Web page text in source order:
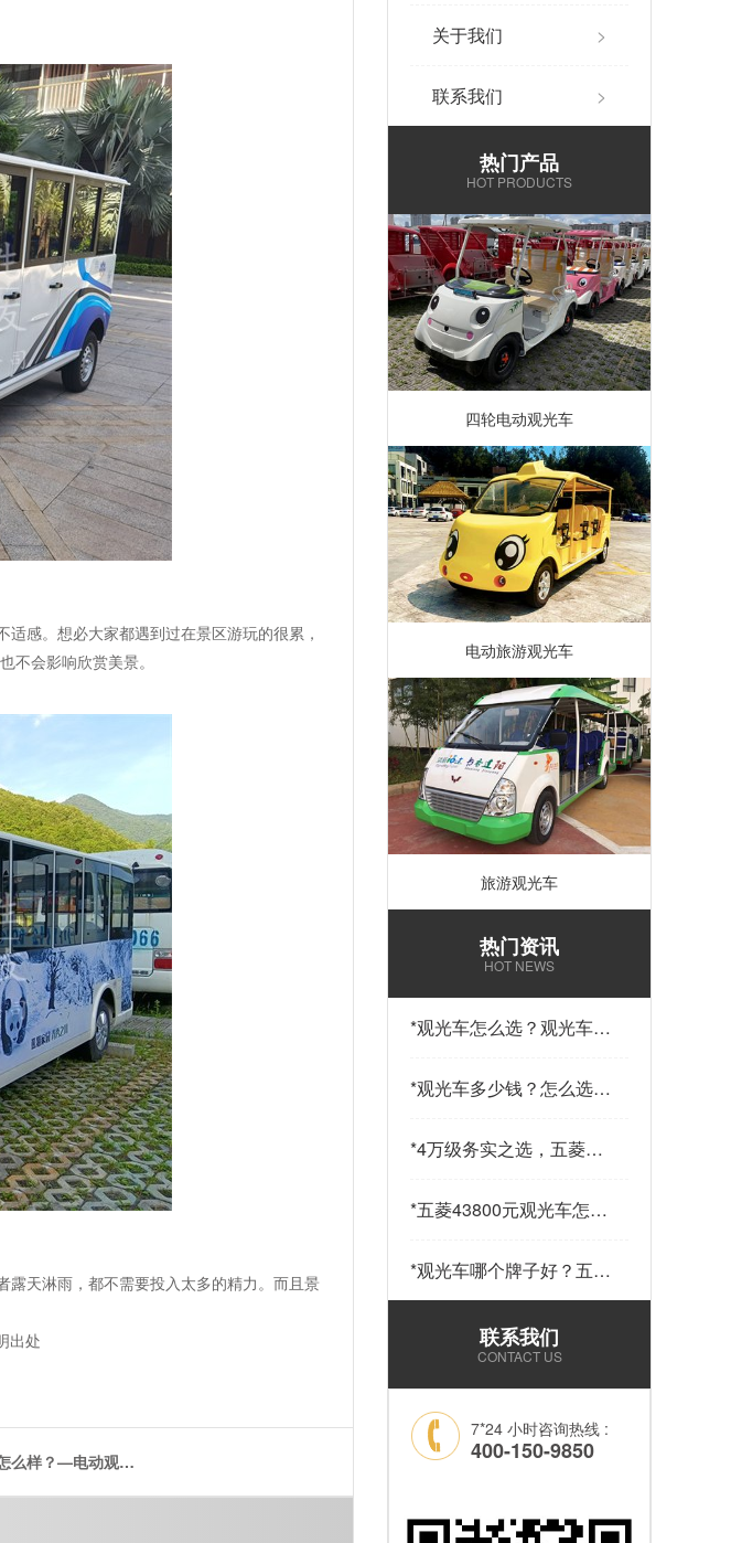
感。想必大家都遇到过在景区游玩的很累，
会影响欣赏美景。
露天淋雨，都不需要投入太多的精力。而且景
出处
么样？—电动观光
关于我们 >
联系我们 >
热门产品
HOT PRODUCTS
四轮电动观光车
电动旅游观光车
旅游观光车
热门资讯
HOT NEWS
*观光车怎么选？观光车多
14座观光车——购车指南
请查收…
*观光车多少钱？怎么选？
答案…
*4万级务实之选，五菱
与性价比…
*五菱43800元观光车怎么
一公里”接驳更舒心！…
*观光车哪个牌子好？五菱
43800元14座锂电观光车
——选靠谱品牌，看质量
和耐用就够了！…
联系我们
CONTACT US
7*24 小时咨询热线 :
400-150-9850